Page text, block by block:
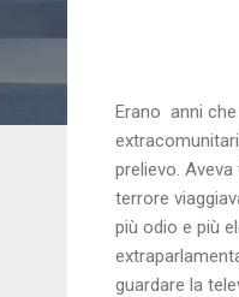
Erano anni
prelievo.
terrore
più odio e più
guardare la